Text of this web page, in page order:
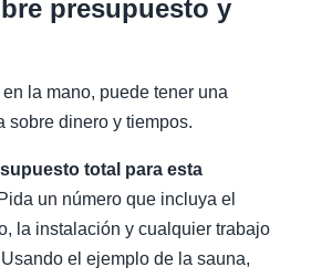
presupuesto y
la mano, puede tener una
sobre dinero y tiempos.
total para esta
Pida un número que incluya el
la instalación y cualquier trabajo
el ejemplo de la sauna,